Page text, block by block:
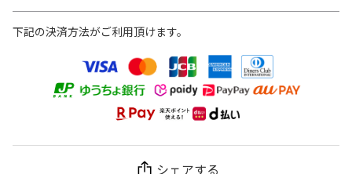
下記の決済方法がご利用頂けます。
シェアする